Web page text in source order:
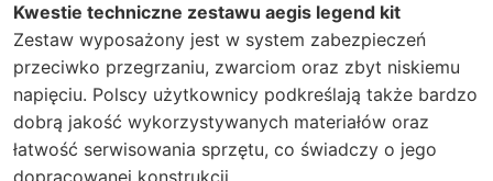
Kwestie techniczne zestawu aegis legend kit
Zestaw wyposażony jest w system zabezpieczeń
przeciwko przegrzaniu, zwarciom oraz zbyt niskiemu
napięciu. Polscy użytkownicy podkreślają także bardzo
dobrą jakość wykorzystywanych materiałów oraz
łatwość serwisowania sprzętu, co świadczy o jego